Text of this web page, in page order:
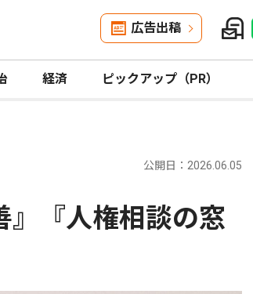
広告出稿
経済 ピックアップ（PR）
公開日：2026.06.05
』『人権相談の窓